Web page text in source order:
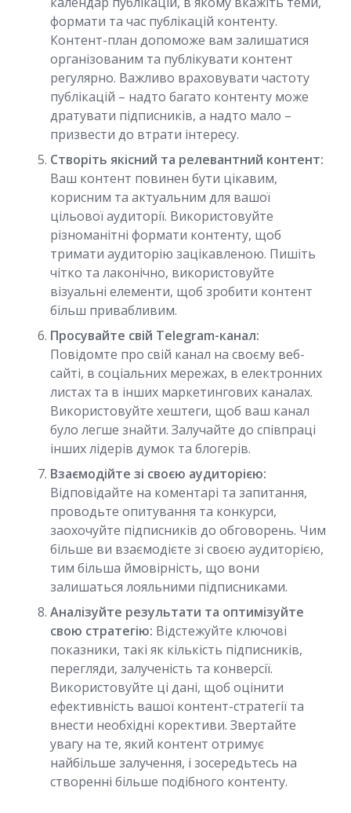
формати та час публікацій контенту.
Контент-план допоможе вам залишатися
організованим та публікувати контент
регулярно. Важливо враховувати частоту
публікацій – надто багато контенту може
дратувати підписників, а надто мало –
призвести до втрати інтересу.
Створіть якісний та релевантний контент:
Ваш контент повинен бути цікавим,
корисним та актуальним для вашої
цільової аудиторії. Використовуйте
різноманітні формати контенту, щоб
тримати аудиторію зацікавленою. Пишіть
чітко та лаконічно, використовуйте
візуальні елементи, щоб зробити контент
більш привабливим.
Просувайте свій Telegram-канал:
Повідомте про свій канал на своєму веб-
сайті, в соціальних мережах, в електронних
листах та в інших маркетингових каналах.
Використовуйте хештеги, щоб ваш канал
було легше знайти. Залучайте до співпраці
інших лідерів думок та блогерів.
Взаємодійте зі своєю аудиторією:
Відповідайте на коментарі та запитання,
проводьте опитування та конкурси,
заохочуйте підписників до обговорень. Чим
більше ви взаємодієте зі своєю аудиторією,
тим більша ймовірність, що вони
залишаться лояльними підписниками.
Аналізуйте результати та оптимізуйте
свою стратегію: Відстежуйте ключові
показники, такі як кількість підписників,
перегляди, залученість та конверсії.
Використовуйте ці дані, щоб оцінити
ефективність вашої контент-стратегії та
внести необхідні корективи. Звертайте
увагу на те, який контент отримує
найбільше залучення, і зосередьтесь на
створенні більше подібного контенту.